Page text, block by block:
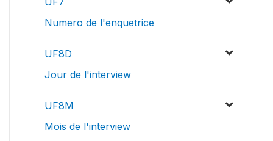
Numero de l'enquetrice
UF8D
Jour de l'interview
UF8M
Mois de l'interview